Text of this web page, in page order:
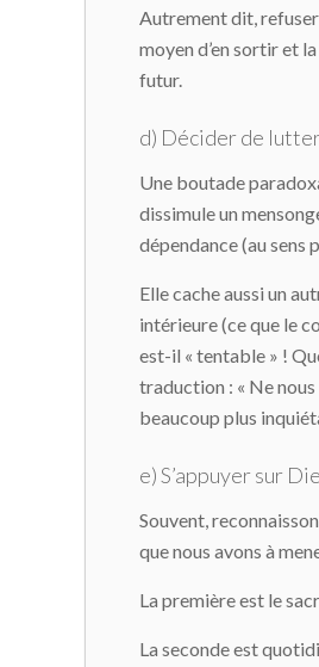
Autrement dit, refuser
moyen d’en sortir et
futur.
d) Décider de
Une boutade
dissimule un
dépendance (au
Elle cache aussi un
intérieure (ce que le
est-il « tentable » !
traduction : « Ne
beaucoup plus
e) S’appuyer sur
Souvent,
que nous avons à
La première est le
La seconde est